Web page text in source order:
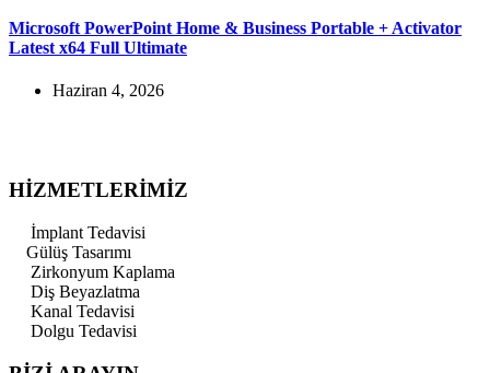
Microsoft PowerPoint Home & Business Portable + Activator
Latest x64 Full Ultimate
Haziran 4, 2026
HİZMETLERİMİZ
İmplant Tedavisi
Gülüş Tasarımı
Zirkonyum Kaplama
Diş Beyazlatma
Kanal Tedavisi
Dolgu Tedavisi